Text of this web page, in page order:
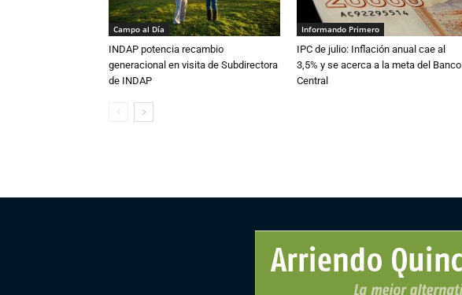
Campo al Día
INDAP potencia recambio
generacional en visita de Subdirectora
de INDAP
Informando Primero
IPC de julio: Inflación anual cae al
3,5% y se acerca a la meta del Banco
Central